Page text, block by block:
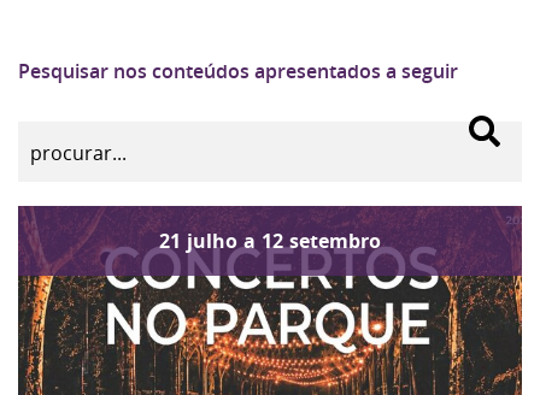
Pesquisar nos conteúdos apresentados a seguir
21 julho a 12 setembro